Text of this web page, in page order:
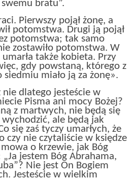
bratu”.
Pierwszy pojął żonę, a
potomstwa. Drugi ją pojął
potomstwa; tak samo
zostawiło potomstwa. W
także kobieta. Przy
gdy powstaną, którego z
siedmiu miało ją za żonę».
nie dlatego jesteście w
Pisma ani mocy Bożej?
z martwych, nie będą się
ale będą jak
się zaś tyczy umarłych, że
czy nie czytaliście w księdze
o krzewie, jak Bóg
jestem Bóg Abrahama,
Nie jest On Bogiem
Jesteście w wielkim